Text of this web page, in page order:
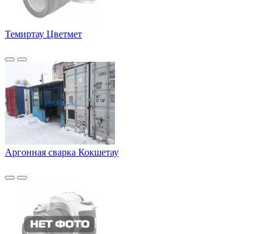
Темиртау Цветмет
Аргонная сварка Кокшетау